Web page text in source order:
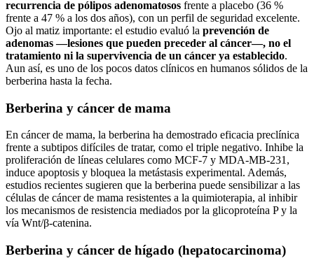
recurrencia de pólipos adenomatosos frente a placebo (36 %
frente a 47 % a los dos años), con un perfil de seguridad excelente.
Ojo al matiz importante: el estudio evaluó la prevención de
adenomas —lesiones que pueden preceder al cáncer—, no el
tratamiento ni la supervivencia de un cáncer ya establecido.
Aun así, es uno de los pocos datos clínicos en humanos sólidos de la
berberina hasta la fecha.
Berberina y cáncer de mama
En cáncer de mama, la berberina ha demostrado eficacia preclínica
frente a subtipos difíciles de tratar, como el triple negativo. Inhibe la
proliferación de líneas celulares como MCF-7 y MDA-MB-231,
induce apoptosis y bloquea la metástasis experimental. Además,
estudios recientes sugieren que la berberina puede sensibilizar a las
células de cáncer de mama resistentes a la quimioterapia, al inhibir
los mecanismos de resistencia mediados por la glicoproteína P y la
vía Wnt/β-catenina.
Berberina y cáncer de hígado (hepatocarcinoma)